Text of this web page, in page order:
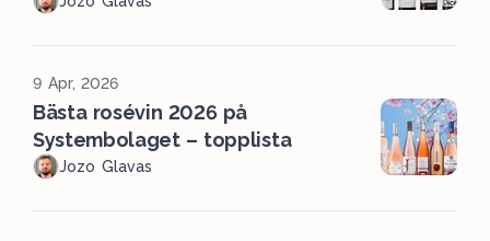
9 Apr, 2026
Bästa rosévin 2026 på
Systembolaget – topplista
Jozo Glavas